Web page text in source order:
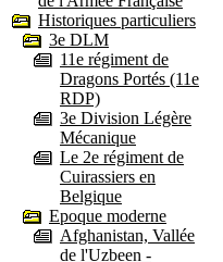
Historiques particuliers
3e DLM
11e régiment de
Dragons Portés (11e
RDP)
3e Division Légère
Mécanique
Le 2e régiment de
Cuirassiers en
Belgique
Epoque moderne
Afghanistan, Vallée
de l'Uzbeen -